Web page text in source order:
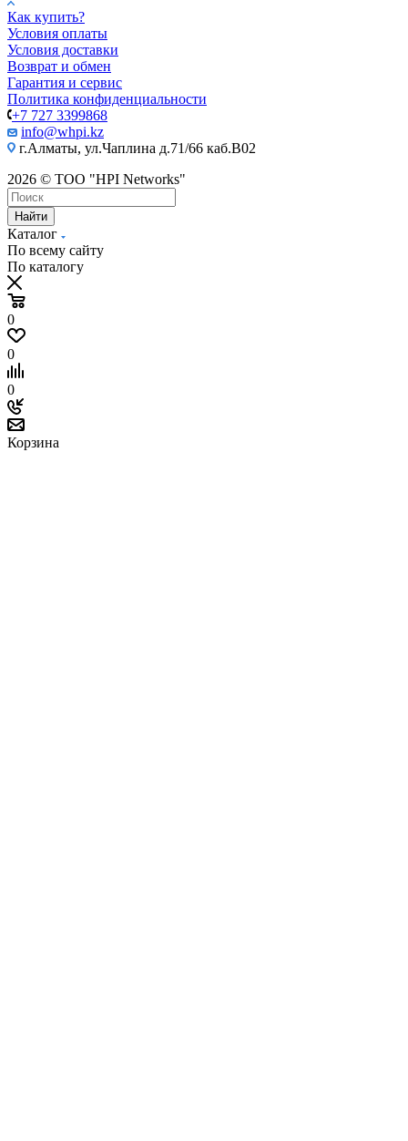
Как купить?
Условия оплаты
Условия доставки
Возврат и обмен
Гарантия и сервис
Политика конфиденциальности
+7 727 3399868
info@whpi.kz
г.Алматы, ул.Чаплина д.71/66 каб.B02
2026 © ТОО "HPI Networks"
Найти
Каталог
По всему сайту
По каталогу
0
0
0
Корзина